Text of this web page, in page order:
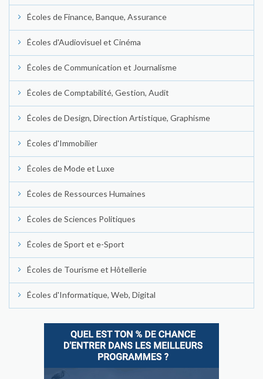
Écoles de Finance, Banque, Assurance
Écoles d'Audiovisuel et Cinéma
Écoles de Communication et Journalisme
Écoles de Comptabilité, Gestion, Audit
Écoles de Design, Direction Artistique, Graphisme
Écoles d'Immobilier
Écoles de Mode et Luxe
Écoles de Ressources Humaines
Écoles de Sciences Politiques
Écoles de Sport et e-Sport
Écoles de Tourisme et Hôtellerie
Écoles d'Informatique, Web, Digital